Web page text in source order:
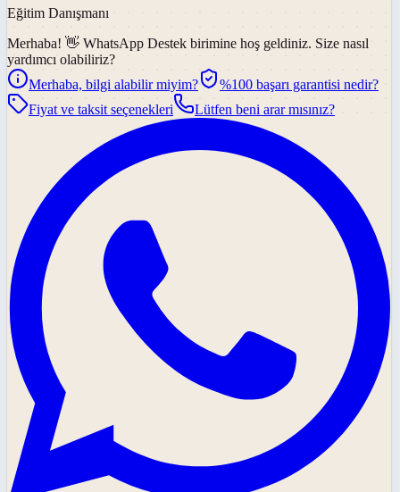
Eğitim Danışmanı
Merhaba! 👋 WhatsApp Destek birimine hoş geldiniz. Size nasıl
yardımcı olabiliriz?
Merhaba, bilgi alabilir miyim?
%100 başarı garantisi nedir?
Fiyat ve taksit seçenekleri
Lütfen beni arar mısınız?